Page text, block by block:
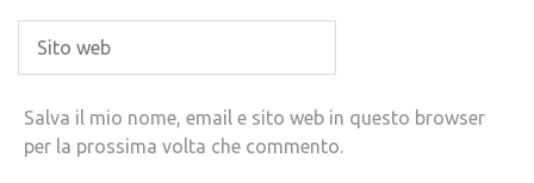
Salva il mio nome, email e sito web in questo browser
per la prossima volta che commento.